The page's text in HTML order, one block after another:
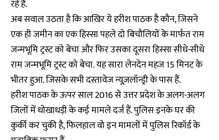
रहे हैं.
अब सवाल उठता है कि आखिर ये हरीश पाठक है कौन, जिसने
एक ही जमीन का एक हिस्सा पहले दो बिचौलियों के मार्फत राम
जन्मभूमि ट्रस्ट को बेचा और फिर उसका दूसरा हिस्सा सीधे-सीधे
राम जन्मभूमि ट्रस्ट को बेचा. यह सारा लेनदेन महज 15 मिनट के
भीतर हुआ. जिसके सभी दस्तावेज न्यूज़लॉन्ड्री के पास हैं.
हरीश पाठक के ऊपर साल 2016 से उत्तर प्रदेश के अलग-अलग
जिलों में धोखाधड़ी के कई मामले दर्ज हैं. पुलिस इनके घर की
कुर्की कर चुकी है, फिलहाल वो इन मामलों में पुलिस रिकॉर्ड के